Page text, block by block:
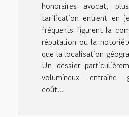
honoraires avocat,
tarification entrent en
fréquents figurent la
réputation ou la
que la localisation
Un dossier
volumineux entraîne
coût...